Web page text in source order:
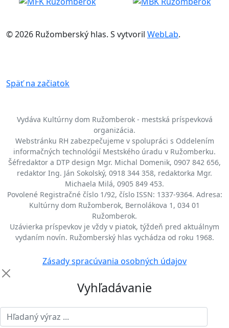
© 2026 Ružomberský hlas. S vytvoril WebLab.
Späť na začiatok
Vydáva Kultúrny dom Ružomberok - mestská príspevková
organizácia.
Webstránku RH zabezpečujeme v spolupráci s Oddelením
informačných technológií Mestského úradu v Ružomberku.
Šéfredaktor a DTP design Mgr. Michal Domenik, 0907 842 656,
redaktor Ing. Ján Sokolský, 0918 344 358, redaktorka Mgr.
Michaela Milá, 0905 849 453.
Povolené Registračné číslo 1/92, číslo ISSN: 1337-9364. Adresa:
Kultúrny dom Ružomberok, Bernolákova 1, 034 01
Ružomberok.
Uzávierka príspevkov je vždy v piatok, týždeň pred aktuálnym
vydaním novín. Ružomberský hlas vychádza od roku 1968.
Zásady spracúvania osobných údajov
Vyhľadávanie